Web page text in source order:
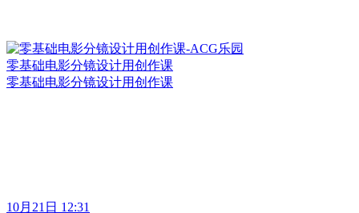
零基础电影分镜设计用创作课
零基础电影分镜设计用创作课
10月21日 12:31